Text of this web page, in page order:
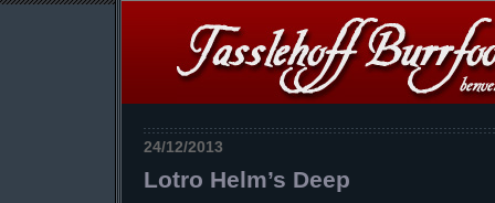
24/12/2013
Lotro Helm’s Deep